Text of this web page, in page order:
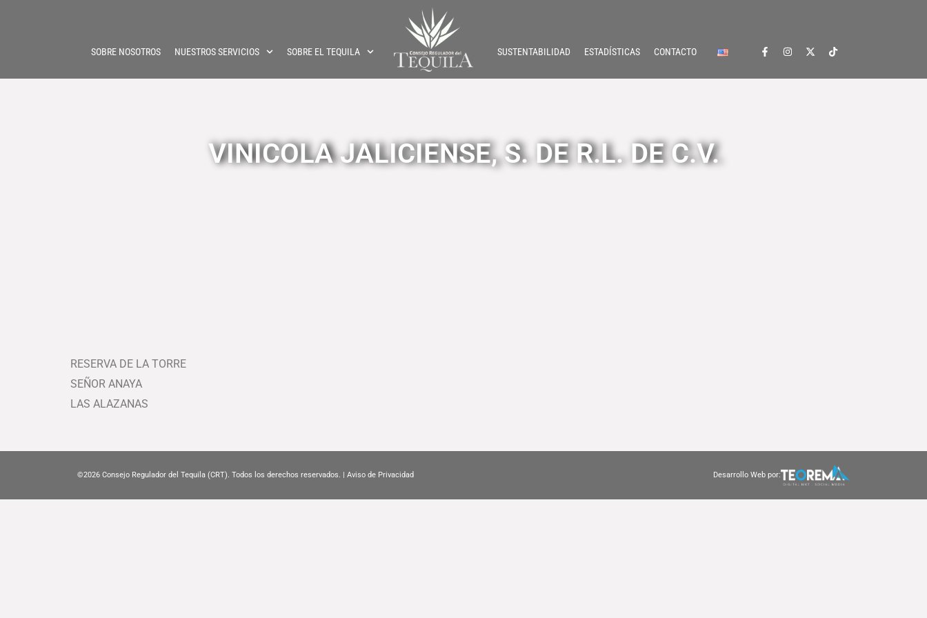
SOBRE NOSOTROS NUESTROS SERVICIOS SOBRE EL TEQUILA SUSTENTABILIDAD ESTADÍSTICAS CONTACTO
VINICOLA JALICIENSE, S. DE R.L. DE C.V.
RESERVA DE LA TORRE
SEÑOR ANAYA
LAS ALAZANAS
©2026 Consejo Regulador del Tequila (CRT). Todos los derechos reservados. | Aviso de Privacidad Desarrollo Web por: